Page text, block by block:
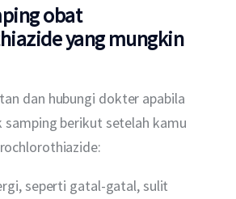
obat
yang mungkin
dan hubungi dokter apabila
samping berikut setelah kamu
seperti gatal-gatal, sulit